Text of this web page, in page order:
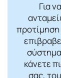
Για
προτίμηση
κάνετε
σας,